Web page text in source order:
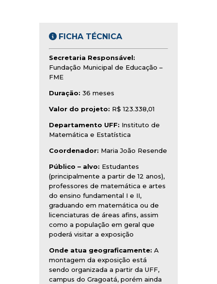
FICHA TÉCNICA
Secretaria Responsável:
Fundação Municipal de Educação –
FME
Duração: 36 meses
Valor do projeto: R$ 123.338,01
Departamento UFF: Instituto de
Matemática e Estatística
Coordenador: Maria João Resende
Público – alvo: Estudantes
(principalmente a partir de 12 anos),
professores de matemática e artes
do ensino fundamental I e II,
graduando em matemática ou de
licenciaturas de áreas afins, assim
como a população em geral que
poderá visitar a exposição
Onde atua geograficamente: A
montagem da exposição está
sendo organizada a partir da UFF,
campus do Gragoatá, porém ainda